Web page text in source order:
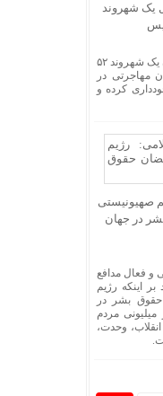
یک شهروند
مقام‌های فدرال آمریکا در پی کشته‌شدن یک شهروند ۵۲
مهاجرتی در
کرده و
صهیونیستی
در جهان
و فعال مدافع
اینکه رژیم
حقوق بشر در
مردم
وحدت،